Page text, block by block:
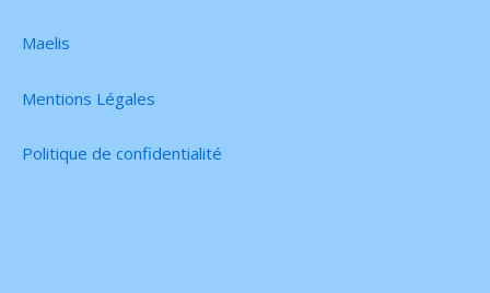
Maelis
Mentions Légales
Politique de confidentialité